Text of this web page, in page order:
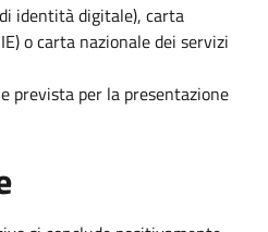
identità digitale), carta
o carta nazionale dei servizi
prevista per la presentazione